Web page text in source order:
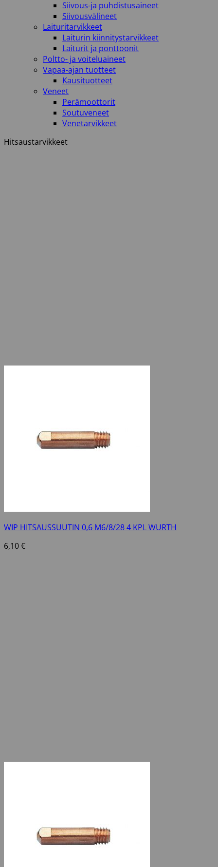
Siivous-ja puhdistusaineet
Siivousvälineet
Laituritarvikkeet
Laiturin kiinnitystarvikkeet
Laiturit ja ponttoonit
Poltto- ja voiteluaineet
Vapaa-ajan tuotteet
Kausituotteet
Veneet
Perämoottorit
Soutuveneet
Venetarvikkeet
Hitsaustarvikkeet
WIP HITSAUSSUUTIN 0,6 M6/8/28 4 KPL WURTH
6,10€